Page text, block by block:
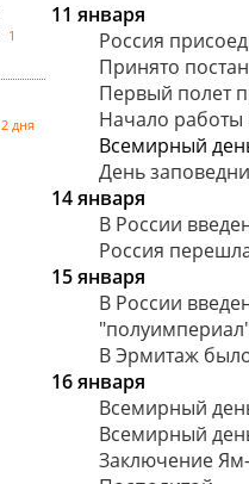
1
2 дня
11 января
Россия
Принято
Первый полет
Начало
Всемирный
День
14 января
В России
Россия
15 января
В России
В Эрмитаж
16 января
Всемирный
Всемирный
Заключение